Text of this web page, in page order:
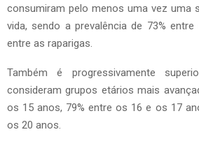
consumiram pelo menos uma vez uma
vida, sendo a prevalência de 73%
entre as raparigas.
Também é progressivamente
consideram grupos etários mais
os 15 anos, 79% entre os 16 e os 17
os 20 anos.